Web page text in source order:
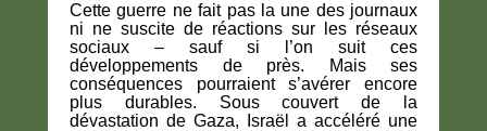
Cette guerre ne fait pas la une des journaux
ni ne suscite de réactions sur les réseaux
sociaux – sauf si l’on suit ces
développements de près. Mais ses
conséquences pourraient s’avérer encore
plus durables. Sous couvert de la
dévastation de Gaza, Israël a accéléré une